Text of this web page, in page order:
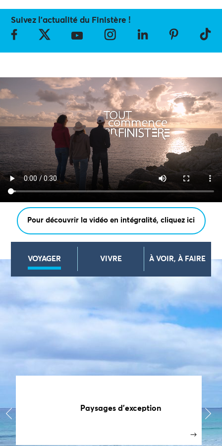
Suivez l’actualité du Finistère !
Pour découvrir la vidéo en intégralité, cliquez ici
VOYAGER VIVRE À VOIR, À FAIRE
Paysages d’exception
‹ ›